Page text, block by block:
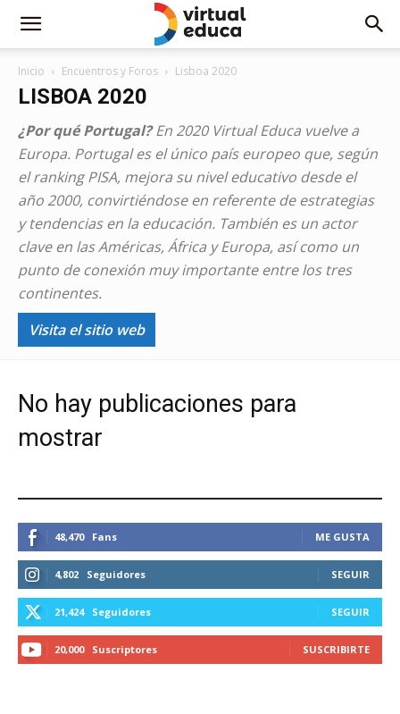
Inicio Encuentros y Foros Lisboa 2020
LISBOA 2020
¿Por qué Portugal?En 2020 Virtual Educa vuelve a
Europa. Portugal es el único país europeo que, según
el ranking PISA, mejora su nivel educativo desde el
año 2000, convirtiéndose en referente de estrategias
y tendencias en la educación. También es un actor
clave en las Américas, África y Europa, así como un
punto de conexión muy importante entre los tres
continentes.
Visita el sitio web
No hay publicaciones para
mostrar
48,470 Fans ME GUSTA
4,802 Seguidores SEGUIR
21,424 Seguidores SEGUIR
20,000 Suscriptores SUSCRIBIRTE